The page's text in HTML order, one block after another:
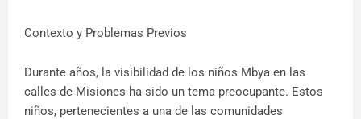
Contexto y Problemas Previos
Durante años, la visibilidad de los niños Mbya en las
calles de Misiones ha sido un tema preocupante. Estos
niños, pertenecientes a una de las comunidades